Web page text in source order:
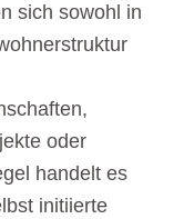
sich sowohl in
oder
handelt es
initiierte